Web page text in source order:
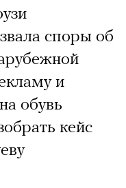
споры об
и
обувь
кейс